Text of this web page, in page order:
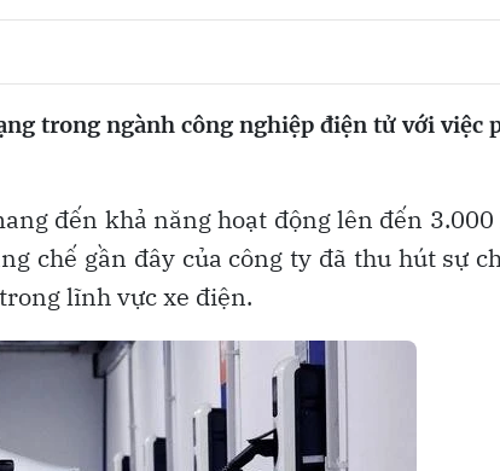
trong ngành công nghiệp điện tử với việc
đến khả năng hoạt động lên đến
chế gần đây của công ty đã thu hút sự
lĩnh vực xe điện.